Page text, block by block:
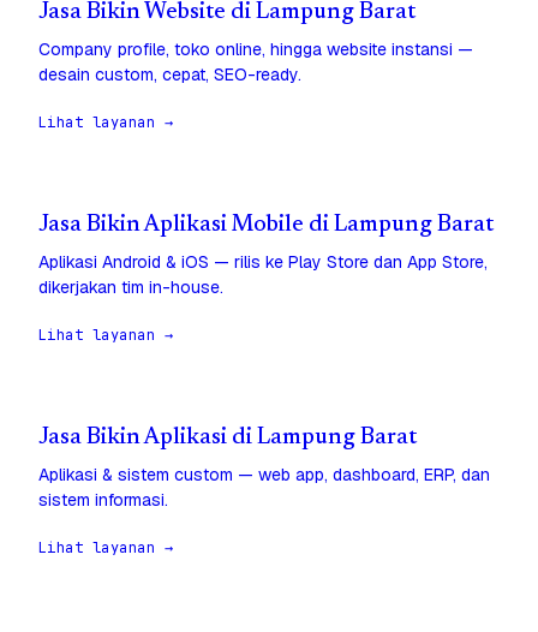
Jasa Bikin Website di Lampung Barat
Company profile, toko online, hingga website instansi —
desain custom, cepat, SEO-ready.
Lihat layanan →
Jasa Bikin Aplikasi Mobile di Lampung Barat
Aplikasi Android & iOS — rilis ke Play Store dan App Store,
dikerjakan tim in-house.
Lihat layanan →
Jasa Bikin Aplikasi di Lampung Barat
Aplikasi & sistem custom — web app, dashboard, ERP, dan
sistem informasi.
Lihat layanan →